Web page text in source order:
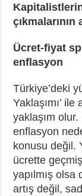
Ücret-fiyat
enflasyon
Türkiye’deki
Yaklaşımı’
yaklaşım
enflasyon
konusu değil.
ücrette
yapılmış
artış değil,